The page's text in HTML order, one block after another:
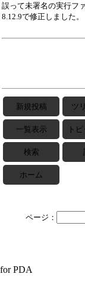
誤って未署名の実行フ
8.12.9で修正しました。
新規投稿 ツ
一覧表示 ト
検索
ホーム
ページ：
for PDA